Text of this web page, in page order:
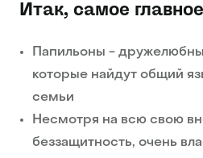
Итак, самое главное
Папильоны -
которые найдут общий
семьи
Несмотря на всю свою
беззащитность, очень